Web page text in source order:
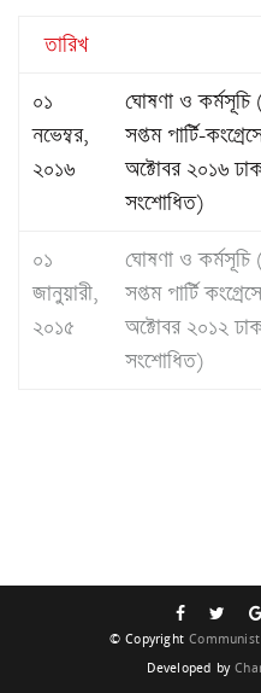
তারিখ
০১
নভেম্বর,
২০১৬
ঘোষণা ও
সপ্তম পার্টি-
অক্টোবর ২০১৬
সংশোধিত)
০১
জানুয়ারী,
২০১৫
ঘোষণা ও
সপ্তম পার্টি
অক্টোবর ২০১২
সংশোধিত)
© Copyright
Developed by